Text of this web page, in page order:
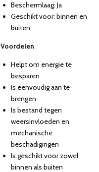
Beschermlaag: Ja
Geschikt voor: binnen en
buiten
Voordelen
Helpt om energie te
besparen
Is eenvoudig aan te
brengen
Is bestand tegen
weersinvloeden en
mechanische
beschadigingen
Is geschikt voor zowel
binnen als buiten